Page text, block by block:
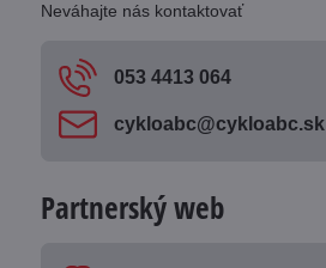
Neváhajte nás kontaktovať
053 4413 064
cykloabc​@cykloabc​.sk
Partnerský web